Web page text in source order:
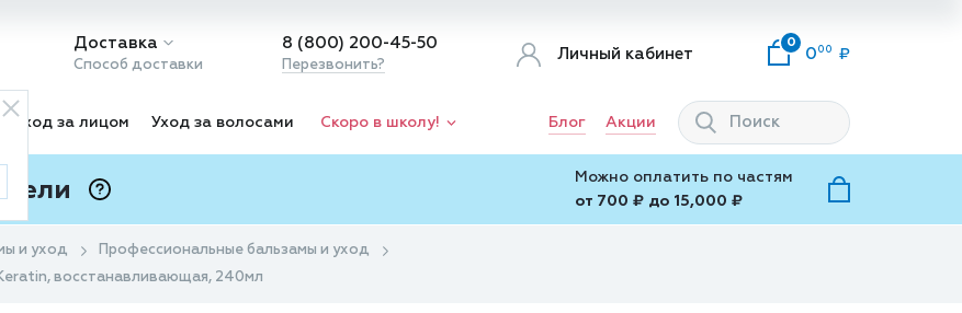
Доставка
Способ доставки
8 (800) 200-45-50
Перезвонить?
Личный кабинет
0
0 00
Уход за лицом Уход за волосами Скоро в школу! Блог Акции
Можно оплатить по частям
от 700 ₽ до 15,000 ₽
и уход
Профессиональные бальзамы и уход
восстанавливающая, 240мл